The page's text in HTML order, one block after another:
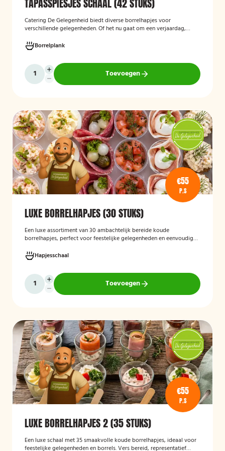
TAPASSPIESJES SCHAAL (42 STUKS)
Catering De Gelegenheid biedt diverse borrelhapjes voor
verschillende gelegenheden. Of het nu gaat om een verjaardag,
Hieronder ziet u een selectie uit ons aanbod. De tapasspiesjesschaal
is geschikt voor maximaal 6 personen.
Borrelplank
Toevoegen
€55
P.S
LUXE BORRELHAPJES (30 STUKS)
Een luxe assortiment van 30 ambachtelijk bereide koude
borrelhapjes, perfect voor feestelijke gelegenheden en eenvoudig
Hapjesschaal
Toevoegen
€55
P.S
LUXE BORRELHAPJES 2 (35 STUKS)
Een luxe schaal met 35 smaakvolle koude borrelhapjes, ideaal voor
feestelijke gelegenheden en borrels. Vers bereid, representatief